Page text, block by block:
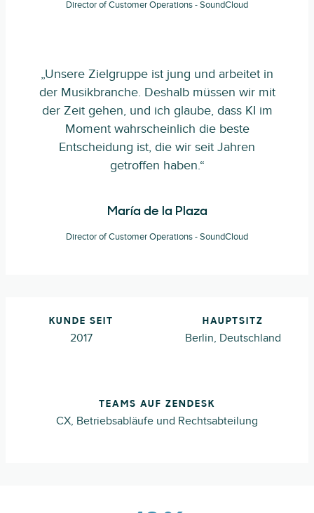
Director of Customer Operations - SoundCloud
„Unsere Zielgruppe ist jung und arbeitet in
der Musikbranche. Deshalb müssen wir mit
der Zeit gehen, und ich glaube, dass KI im
Moment wahrscheinlich die beste
Entscheidung ist, die wir seit Jahren
getroffen haben.“
María de la Plaza
Director of Customer Operations - SoundCloud
KUNDE SEIT
2017
HAUPTSITZ
Berlin, Deutschland
TEAMS AUF ZENDESK
CX, Betriebsabläufe und Rechtsabteilung